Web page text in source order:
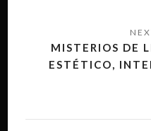
MISTERIOS DE
ESTÉTICO,